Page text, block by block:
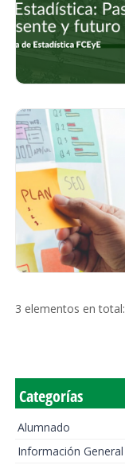
3 elementos en total:
Categorías
Alumnado
Información General